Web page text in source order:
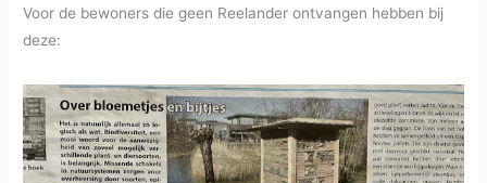
Voor de bewoners die geen Reelander ontvangen hebben bij
deze: